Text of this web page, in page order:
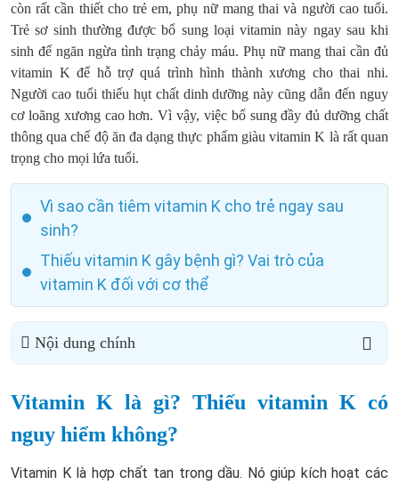
còn rất cần thiết cho trẻ em, phụ nữ mang thai và người cao tuổi.
Trẻ sơ sinh thường được bổ sung loại vitamin này ngay sau khi
sinh để ngăn ngừa tình trạng chảy máu. Phụ nữ mang thai cần đủ
vitamin K để hỗ trợ quá trình hình thành xương cho thai nhi.
Người cao tuổi thiếu hụt chất dinh dưỡng này cũng dẫn đến nguy
cơ loãng xương cao hơn. Vì vậy, việc bổ sung đầy đủ dưỡng chất
thông qua chế độ ăn đa dạng thực phẩm giàu vitamin K là rất quan
trọng cho mọi lứa tuổi.
Vì sao cần tiêm vitamin K cho trẻ ngay sau
sinh?
Thiếu vitamin K gây bệnh gì? Vai trò của
vitamin K đối với cơ thể
Nội dung chính
Vitamin K là gì? Thiếu vitamin K có
nguy hiểm không?
Vitamin K là hợp chất tan trong dầu. Nó giúp kích hoạt các